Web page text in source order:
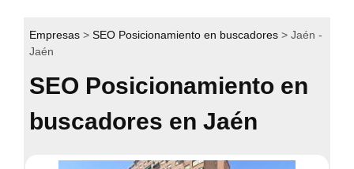
Empresas SEO Posicionamiento en buscadores
Jaén -
Jaén
SEO Posicionamiento en
buscadores en Jaén